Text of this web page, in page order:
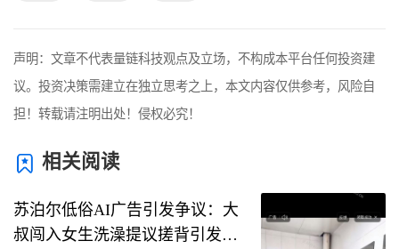
声明：文章不代表量链科技观点及立场，不构成本平台任何投资建
议。投资决策需建立在独立思考之上，本文内容仅供参考，风险自
担！转载请注明出处！侵权必究！
相关阅读
苏泊尔低俗AI广告引发争议：大
叔闯入女生洗澡提议搓背引发热